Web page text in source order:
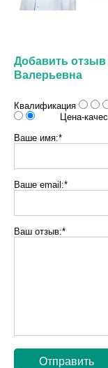
Добавить
Валерьевна
Квалификация
Цена-
Ваше имя:*
Ваше email:*
Ваш отзыв:*